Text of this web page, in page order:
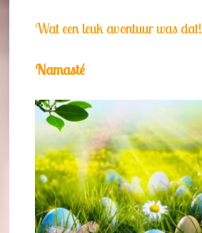
Wat een leuk avontuur was dat!
Namasté